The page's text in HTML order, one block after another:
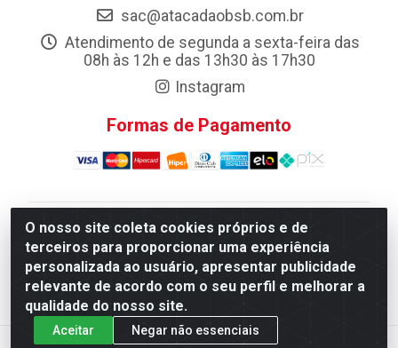
O nosso site coleta cookies próprios e de
terceiros para proporcionar uma experiência
personalizada ao usuário, apresentar publicidade
relevante de acordo com o seu perfil e melhorar a
qualidade do nosso site.
Aceitar Negar não essenciais
sac@atacadaobsb.com.br
Atendimento de segunda a sexta-feira das
08h às 12h e das 13h30 às 17h30
Instagram
Formas de Pagamento
Atacadao da Limpeza F. Pereira Queiroz Comercio e
Distribuicao LTDA - Quadra Qi 10 Lotes 39 e, 41 - Setor
Industrial (Taguatinga), Brasília/DF - CEP 72.135-100 -
CNPJ 13.184.675/0001-80